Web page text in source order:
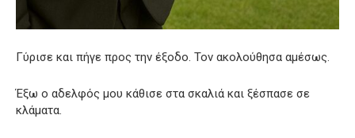
Γύρισε και πήγε προς την έξοδο. Τον ακολούθησα αμέσως.
Έξω ο αδελφός μου κάθισε στα σκαλιά και ξέσπασε σε
κλάματα.